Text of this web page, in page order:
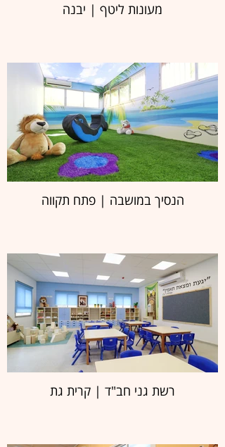
מעונות ליטף | יבנה
הנסיך במושבה | פתח תקווה
רשת גני חב"ד | קרית גת